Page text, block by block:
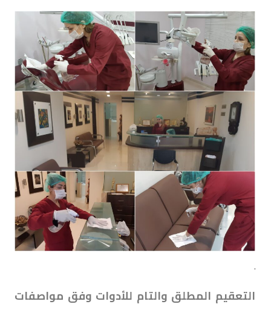
.
التعقيم المطلق والتام للأدوات وفق مواصفات